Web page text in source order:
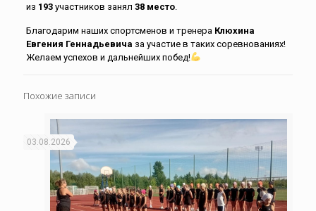
из 193участников занял 38 место.
Благодарим наших спортсменов и тренера Клюхина
Евгения Геннадьевича за участие в таких соревнованиях!
Желаем успехов и дальнейших побед!
Похожие записи
03.08.2026